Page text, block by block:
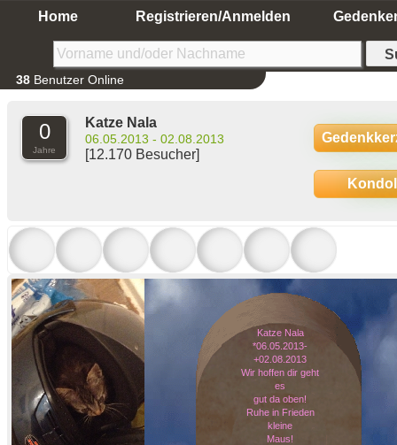
Home Registrieren/Anmelden
38 Benutzer Online
0
Jahre
Katze Nala
06.05.2013 - 02.08.2013
[12.170 Besucher]
Katze Nala
*06.05.2013-
+02.08.2013
Wir hoffen dir geht
es
gut da oben!
Ruhe in Frieden
kleine
Maus!